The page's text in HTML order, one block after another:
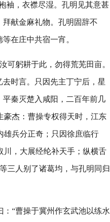
袖，衣襟尽湿。孔明见其意甚
献金麻礼物。孔明固辞不
在庄中共宿一宵。
可躬耕于此，勿得荒芜田亩。
时言。只因先主丁宁后，星
秦灭楚入咸阳，二百年前几
豪杰：曹操专权得天时，江东
雄兵分正奇；只因徐庶临行
川，大展经纶补天手；纵横舌
三人别了诸葛均，与孔明同归
“曹操于冀州作玄武池以练水